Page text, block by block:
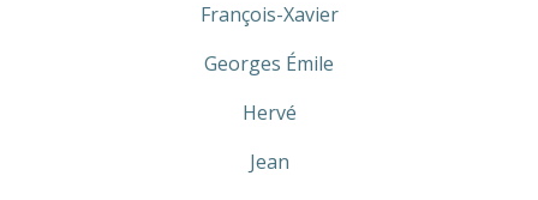
François-Xavier
Georges Émile
Hervé
Jean